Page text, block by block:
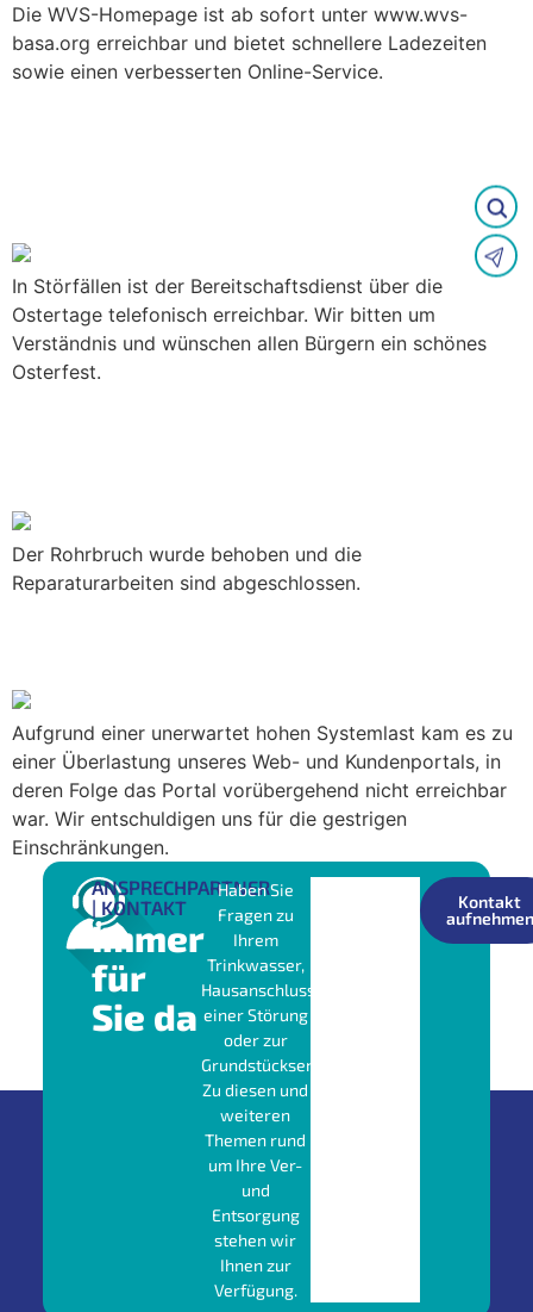
Die WVS-Homepage ist ab sofort unter www.wvs-
basa.org erreichbar und bietet schnellere Ladezeiten
sowie einen verbesserten Online-Service.
In Störfällen ist der Bereitschaftsdienst über die
Ostertage telefonisch erreichbar. Wir bitten um
Verständnis und wünschen allen Bürgern ein schönes
Osterfest.
Der Rohrbruch wurde behoben und die
Reparaturarbeiten sind abgeschlossen.
Aufgrund einer unerwartet hohen Systemlast kam es zu
einer Überlastung unseres Web- und Kundenportals, in
deren Folge das Portal vorübergehend nicht erreichbar
war. Wir entschuldigen uns für die gestrigen
Einschränkungen.
ANSPRECHPARTNER
| KONTAKT
Immer
für
Sie da
Haben Sie
Fragen zu
Ihrem
Trinkwasser,
Hausanschluss,
einer Störung
oder zur
Grundstücksentwässerung?
Zu diesen und
weiteren
Themen rund
um Ihre Ver-
und
Entsorgung
stehen wir
Ihnen zur
Verfügung.
Kontakt
aufnehmen